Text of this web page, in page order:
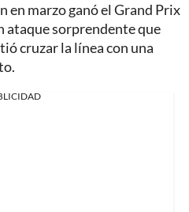
en marzo ganó el Grand Prix
ataque sorprendente que
cruzar la línea con una